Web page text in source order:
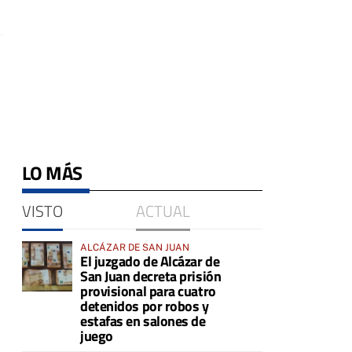
LO MÁS
VISTO ACTUAL
ALCÁZAR DE SAN JUAN
El juzgado de Alcázar de
San Juan decreta prisión
provisional para cuatro
detenidos por robos y
estafas en salones de
juego